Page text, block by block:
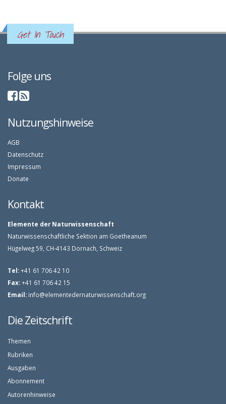
Get In Touch
Folge uns
Nutzungshinweise
AGB
Datenschutz
Impressum
Donate
Kontakt
Elemente der Naturwissenschaft
Naturwissenschaftliche Sektion am Goetheanum
Hügelweg 59, CH-4143 Dornach, Schweiz
Tel:+41 61 706 42 10
Fax:+41 61 706 42 15
Email: info@elementedernaturwissenschaft.org
Die Zeitschrift
Themen
Rubriken
Ausgaben
Abonnement
Autorenhinweise